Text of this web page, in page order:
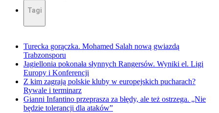
Tagi
Turecka gorączka. Mohamed Salah nową gwiazdą
Trabzonsporu
Jagiellonia pokonała słynnych Rangersów. Wyniki el. Ligi
Europy i Konferencji
Z kim zagrają polskie kluby w europejskich pucharach?
Rywale i terminarz
Gianni Infantino przeprasza za błędy, ale też ostrzega. „Nie
będzie tolerancji dla ataków”